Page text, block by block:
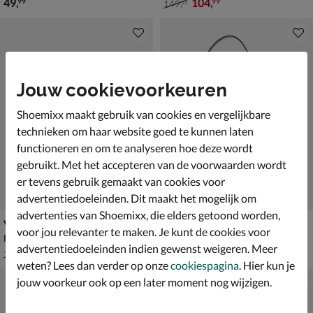
149,99
Valentino Zero Re Pochette
Handtas - zwart
van € 139,99 voor € 97,99
139,99 97,99
Guess Leona
Schoudertas - groen
van € 124,99 voor € 87,49
124,99 87,49
Jouw cookievoorkeuren
Shoemixx maakt gebruik van cookies en vergelijkbare
technieken om haar website goed te kunnen laten
functioneren en om te analyseren hoe deze wordt
gebruikt. Met het accepteren van de voorwaarden wordt
er tevens gebruik gemaakt van cookies voor
advertentiedoeleinden. Dit maakt het mogelijk om
advertenties van Shoemixx, die elders getoond worden,
voor jou relevanter te maken. Je kunt de cookies voor
advertentiedoeleinden indien gewenst weigeren. Meer
weten? Lees dan verder op onzecookiespagina. Hier kun je
jouw voorkeur ook op een later moment nog wijzigen.